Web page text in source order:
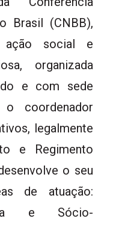
Brasil (CNBB),
ação social e
organizada
e com sede
o coordenador
legalmente
e Regimento
o seu
de atuação:
e Sócio-